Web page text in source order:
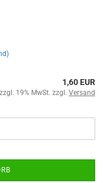
1,60 EUR
zzgl. 19% MwSt. zzgl. Versand